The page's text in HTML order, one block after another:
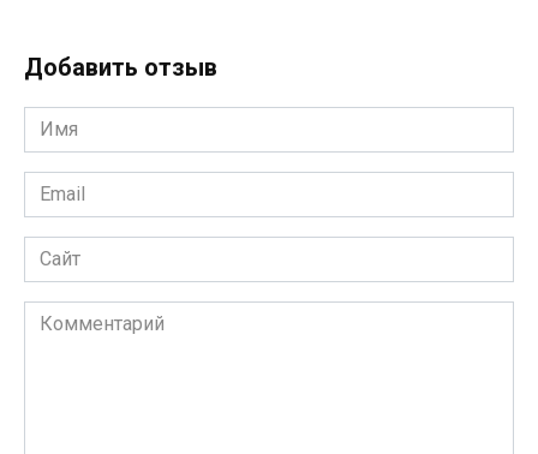
Добавить отзыв
Имя
*
Email
*
Сайт
Комментарий